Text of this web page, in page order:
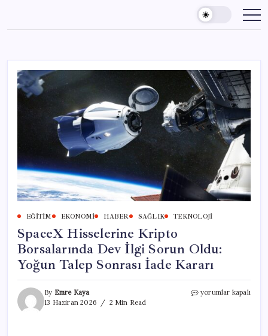
content
EĞITIM EKONOMI HABER SAĞLIK TEKNOLOJI
SpaceX Hisselerine Kripto
Borsalarında Dev İlgi Sorun Oldu:
Yoğun Talep Sonrası İade Kararı
By Emre Kaya
13 Haziran 2026
2 Min Read
SpaceX
yorumlar kapalı